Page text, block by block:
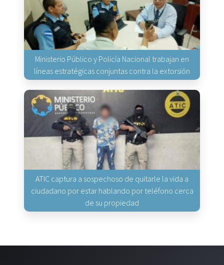
Ministerio Público y Policía Nacional trabajan en
líneas estratégicas conjuntas contra la extorsión
ATIC captura a sospechoso de quitarle la vida a
ciudadano por estar hablando por teléfono cerca
de su propiedad